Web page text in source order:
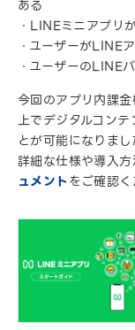
ある
・LINEミニアプリ
・ユーザーがLINE
・ユーザーのLINE
今回のアプリ内課
上でデジタルコン
とが可能になりまし
詳細な仕様や導入方
ュメントをご確認く